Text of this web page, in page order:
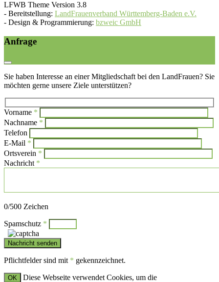
LFWB Theme Version 3.8
- Bereitstellung: LandFrauenverband Württemberg-Baden e.V.
- Design & Programmierung: bzweic GmbH
Anfrage
Sie haben Interesse an einer Mitgliedschaft bei den LandFrauen? Sie
möchten gerne unsere Ziele unterstützen?
Vorname *
Nachname *
Telefon
E-Mail *
Ortsverein *
Nachricht *
0/500 Zeichen
Spamschutz *
Pflichtfelder sind mit * gekennzeichnet.
OK
Diese Webseite verwendet Cookies, um die